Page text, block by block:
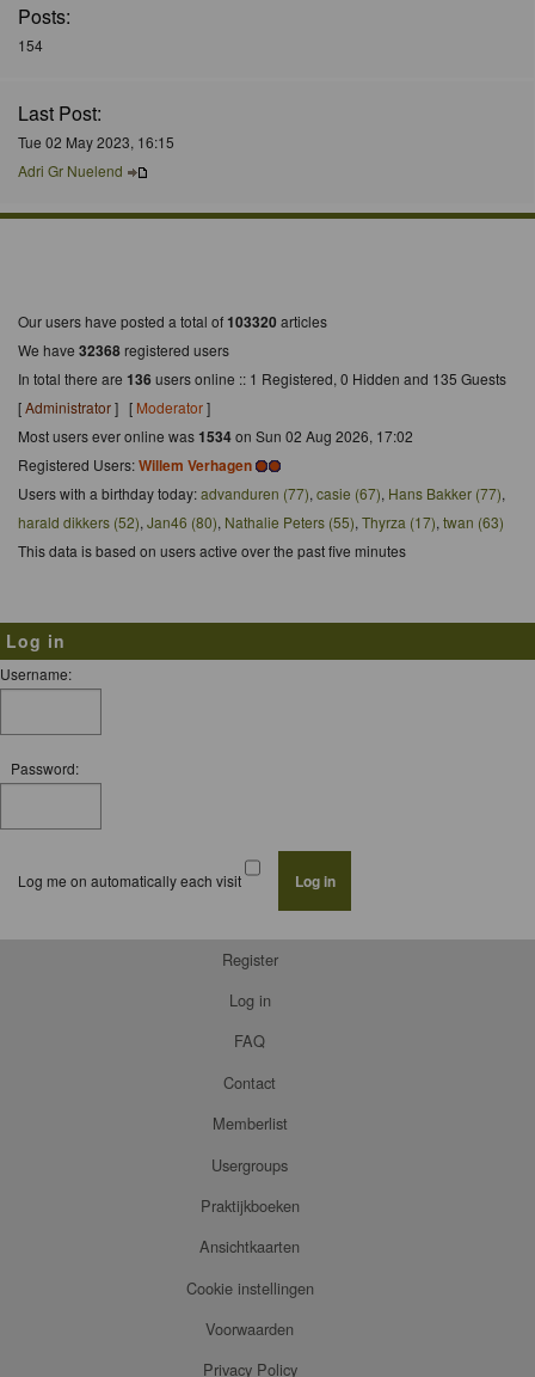
Posts:
154
Last Post:
Tue 02 May 2023, 16:15
Adri Gr Nuelend
Our users have posted a total of103320 articles
We have 32368 registered users
In total there are 136 users online :: 1 Registered, 0 Hidden and 135 Guests
[Administrator] [ Moderator]
Most users ever online was1534on Sun 02 Aug 2026, 17:02
Registered Users:Willem Verhagen
Users with a birthday today:advanduren (77), casie (67), Hans Bakker (77),
harald dikkers (52), Jan46 (80), Nathalie Peters (55), Thyrza (17), twan (63)
This data is based on users active over the past five minutes
Log in
Username:
Password:
Log me on automatically each visit
Register
Log in
FAQ
Contact
Memberlist
Usergroups
Praktijkboeken
Ansichtkaarten
Cookie instellingen
Voorwaarden
Privacy Policy